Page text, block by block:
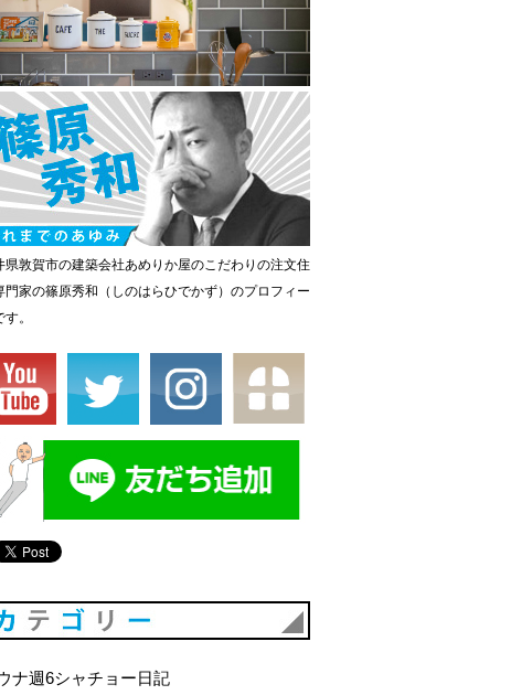
県敦賀市の建築会社あめりか屋のこだわりの注文住
門家の篠原秀和（しのはらひでかず）のプロフィー
。
ナ週6シャチョー日記